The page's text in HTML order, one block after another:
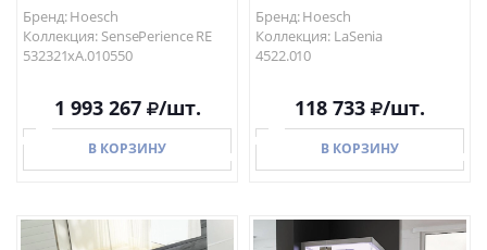
Бренд: Hoesch
Коллекция: SensePerience RE
532321xA.010550
1 993 267 /шт.
В КОРЗИНУ
Бренд: Hoesch
Коллекция: LaSenia
4522.010
118 733 /шт.
В КОРЗИНУ